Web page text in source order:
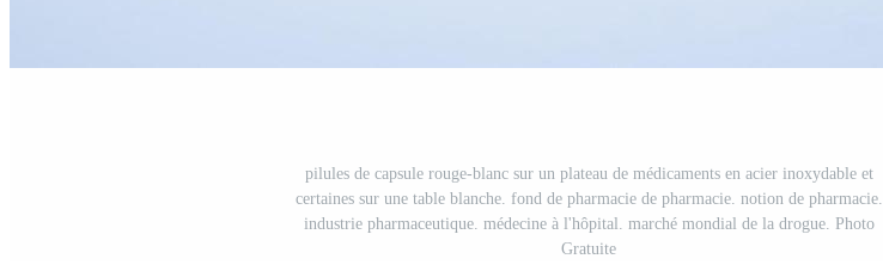
pilules de capsule rouge-blanc sur un plateau de médicaments en acier inoxydable et
certaines sur une table blanche. fond de pharmacie de pharmacie. notion de pharmacie.
industrie pharmaceutique. médecine à l'hôpital. marché mondial de la drogue. Photo
Gratuite